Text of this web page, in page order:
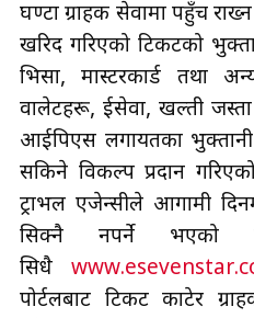
घण्टा ग्राहक सेवामा पहुँच
खरिद गरिएको टिकटको
भिसा, मास्टरकार्ड तथा
वालेटहरू, ईसेवा, खल्ती
आईपिएस लगायतका भुक्तानी
सकिने विकल्प प्रदान
ट्राभल एजेन्सीले आगामी
सिक्नै नपर्ने
सिधै
पोर्टलबाट टिकट काटेर